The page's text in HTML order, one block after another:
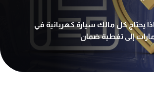
يحتاج كل مالك سيارة كهربائية في
إلى تغطية ضمان